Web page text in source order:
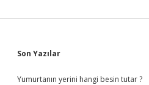
Sidebar
Son Yazılar
Yumurtanın yerini hangi besin tutar ?